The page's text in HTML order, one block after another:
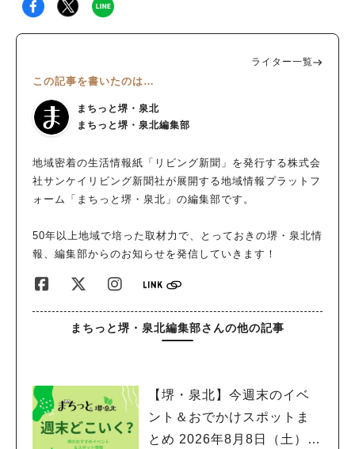
を守りましょう！
ライター一覧
この記事を書いたのは…
まちっと堺・泉北
まちっと堺・泉北編集部
地域密着の生活情報紙「リビング新聞」を発行する株式会
社サンケイリビング新聞社が展開する地域情報プラットフ
ォーム「まちっと堺・泉北」の編集部です。
50年以上地域で培った取材力で、とっておきの堺・泉北情
報、編集部からのお知らせを発信していきます！
まちっと堺・泉北編集部さんの他の記事
【堺・泉北】今週末のイベ
ント＆おでかけスポットま
とめ 2026年8月8日（土）～